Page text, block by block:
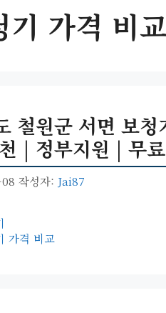
기 가격 비
철원군 서면 보
| 정부지원 | 무
작성자: Jai87
가격 비교